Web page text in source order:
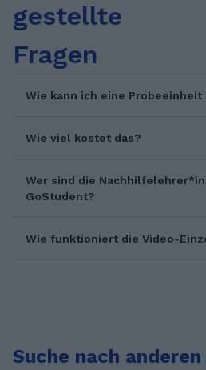
gestellte
Fragen
Wie kann ich eine Probeeinheit
Wie viel kostet das?
Wer sind die
GoStudent?
Wie funktioniert die Video-
Suche nach